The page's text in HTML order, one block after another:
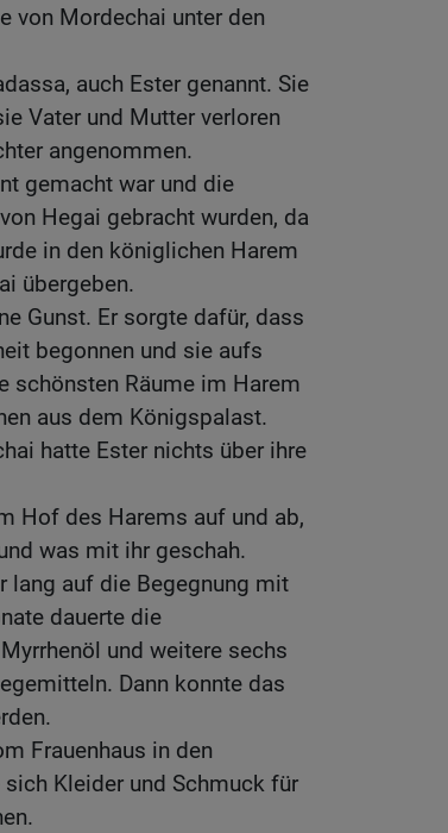
von Mordechai unter den
auch Ester genannt. Sie
Vater und Mutter verloren
angenommen.
gemacht war und die
Hegai gebracht wurden, da
in den königlichen Harem
übergeben.
Gunst. Er sorgte dafür, dass
begonnen und sie aufs
schönsten Räume im Harem
aus dem Königspalast.
hatte Ester nichts über ihre
Hof des Harems auf und ab,
was mit ihr geschah.
lang auf die Begegnung mit
dauerte die
und weitere sechs
Dann konnte das
Frauenhaus in den
Kleider und Schmuck für